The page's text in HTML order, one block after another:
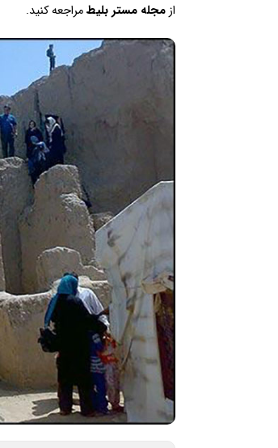
ازمجله مستر بلیطمراجعه کنید.